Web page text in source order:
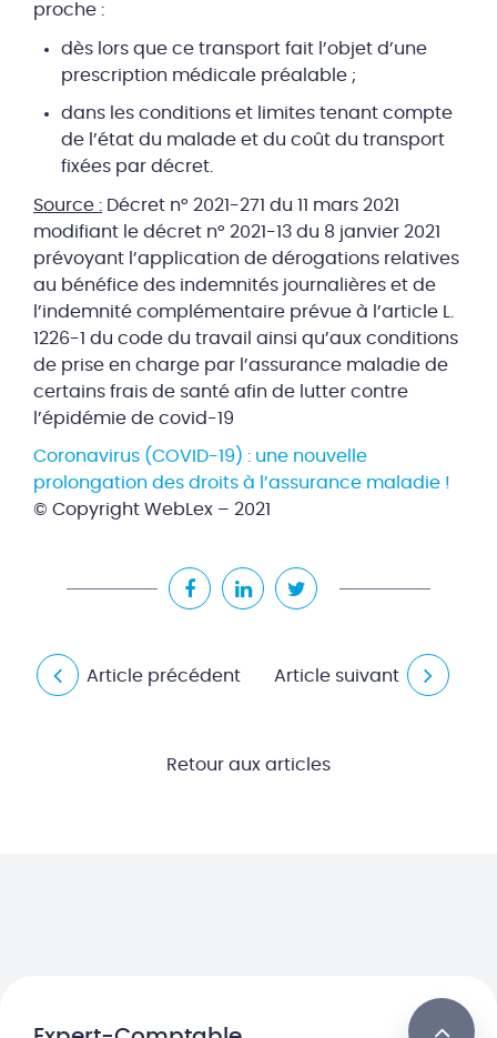
proche :
dès lors que ce transport fait l’objet d’une
prescription médicale préalable ;
dans les conditions et limites tenant compte
de l’état du malade et du coût du transport
fixées par décret.
Source : Décret n° 2021-271 du 11 mars 2021
modifiant le décret n° 2021-13 du 8 janvier 2021
prévoyant l’application de dérogations relatives
au bénéfice des indemnités journalières et de
l’indemnité complémentaire prévue à l’article L.
1226-1 du code du travail ainsi qu’aux conditions
de prise en charge par l’assurance maladie de
certains frais de santé afin de lutter contre
l’épidémie de covid-19
Coronavirus (COVID-19) : une nouvelle
prolongation des droits à l’assurance maladie !
© Copyright WebLex – 2021
Article précédent Article suivant
Retour aux articles